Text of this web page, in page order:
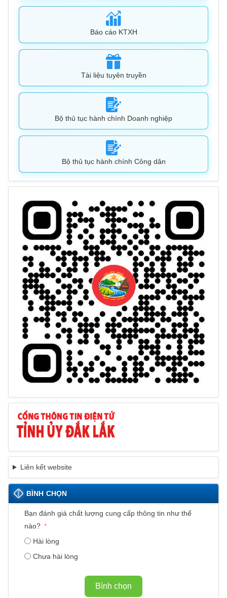
Báo cáo KTXH
Tài liệu tuyên truyền
Bộ thủ tục hành chính Doanh nghiệp
Bộ thủ tục hành chính Công dân
Liên kết website
BÌNH CHỌN
Bạn đánh giá chất lượng cung cấp thông tin như thế
nào?
Hài lòng
Chưa hài lòng
Bình chọn